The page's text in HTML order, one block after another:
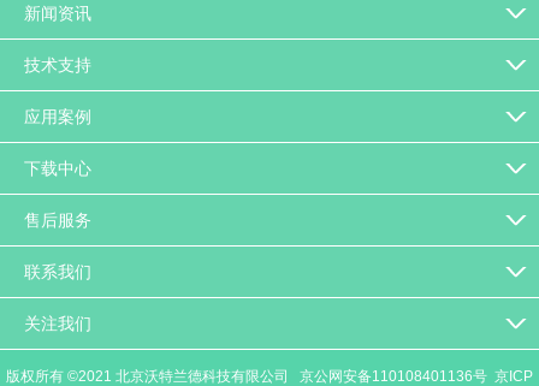
新闻资讯
技术支持
应用案例
下载中心
售后服务
联系我们
关注我们
版权所有 ©2021 北京沃特兰德科技有限公司 京公网安备110108401136号 京ICP